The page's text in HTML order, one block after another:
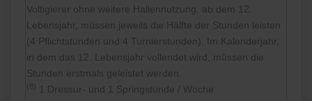
Voltigierer ohne weitere Hallennutzung, ab dem 12.
Lebensjahr, müssen jeweils die Hälfte der Stunden leisten
(4 Pflichtstunden und 4 Turnierstunden). Im Kalenderjahr,
in dem das 12. Lebensjahr vollendet wird, müssen die
Stunden erstmals geleistet werden.
(8) 1 Dressur- und 1 Springstunde / Woche